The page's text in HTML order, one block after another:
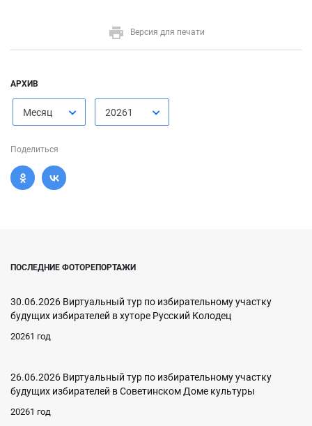
Версия для печати
АРХИВ
Месяц 20261
Поделиться
ПОСЛЕДНИЕ ФОТОРЕПОРТАЖИ
30.06.2026 Виртуальный тур по избирательному участку
будущих избирателей в хуторе Русский Колодец
20261 год
26.06.2026 Виртуальный тур по избирательному участку
будущих избирателей в Советинском Доме культуры
20261 год